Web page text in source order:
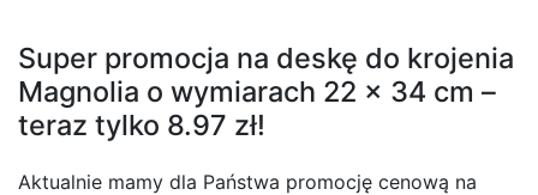
Super promocja na deskę do krojenia
Magnolia o wymiarach 22 x 34 cm –
teraz tylko 8.97 zł!
Aktualnie mamy dla Państwa promocję cenową na